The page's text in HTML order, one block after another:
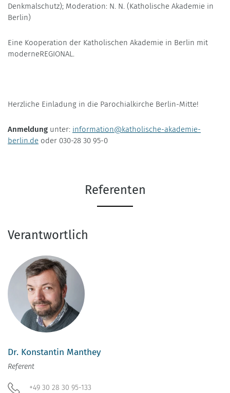
Denkmalschutz); Moderation: N. N. (Katholische Akademie in
Berlin)
Eine Kooperation der Katholischen Akademie in Berlin mit
moderneREGIONAL.
Herzliche Einladung in die Parochialkirche Berlin-Mitte!
Anmeldung unter: information@katholische-akademie-
berlin.de oder 030-28 30 95-0
Referenten
Verantwortlich
Dr. Konstantin Manthey
Referent
+49 30 28 30 95-133